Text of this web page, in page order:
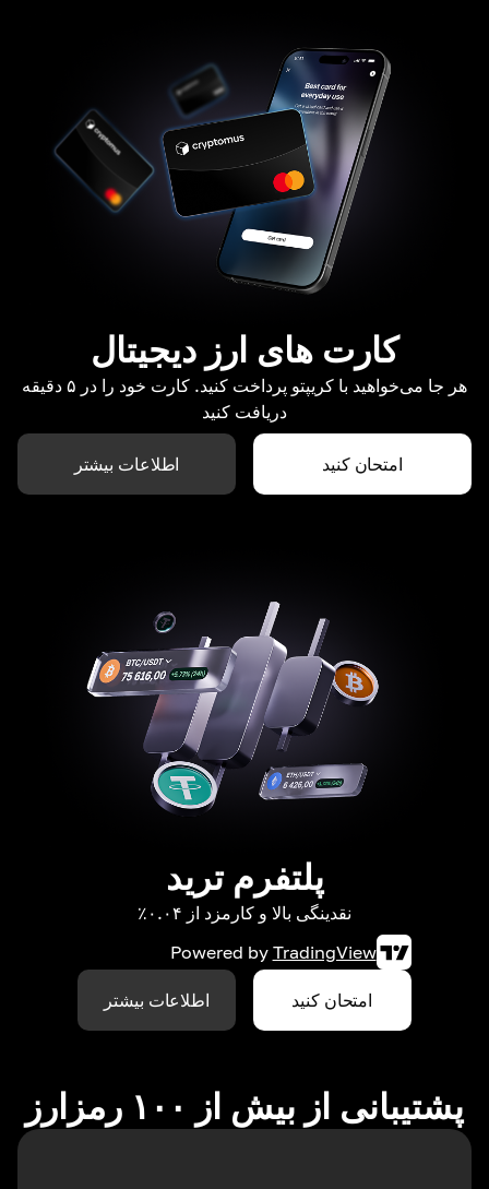
کارت های ارز دیجیتال
هر جا می‌خواهید با کریپتو پرداخت کنید. کارت خود را در ۵ دقیقه
دریافت کنید
امتحان کنید اطلاعات بیشتر
پلتفرم ترید
نقدینگی بالا و کارمزد از ۰.۰۴٪
Powered by TradingView
امتحان کنید اطلاعات بیشتر
پشتیبانی از بیش از ۱۰۰ رمزارز